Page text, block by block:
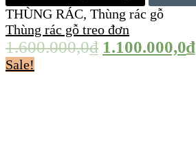
THÙNG RÁC, Thùng rác gỗ
Thùng rác gỗ treo đơn
1.600.000,0₫ 1.100.000,0₫
Sale!